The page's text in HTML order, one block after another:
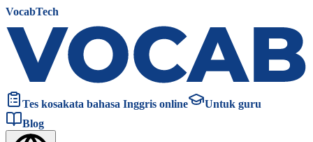
VocabTech
Tes kosakata bahasa Inggris online
Untuk guru
Blog